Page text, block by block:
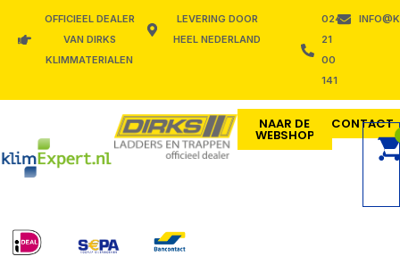
OFFICIEEL DEALER
VAN DIRKS
KLIMMATERIALEN
LEVERING DOOR
HEEL NEDERLAND
024
21
00
141
NAAR DE
WEBSHOP
CONTACT